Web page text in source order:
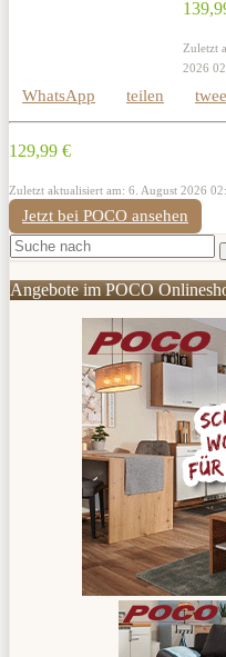
Zuletzt
2026
WhatsApp teilen
129,99 €
Zuletzt aktualisiert am: 6. August 2026
Jetzt bei POCO ansehen
Angebote im POCO